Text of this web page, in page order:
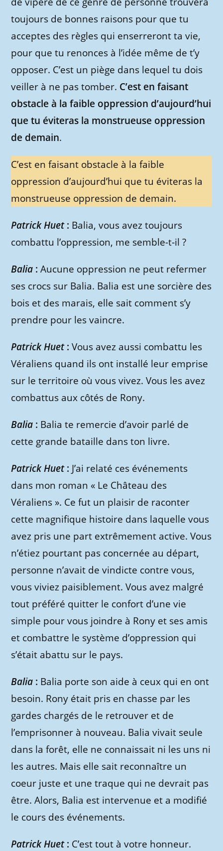
toujours de bonnes raisons pour que tu
acceptes des règles qui enserreront ta vie,
pour que tu renonces à l’idée même de t’y
opposer. C’est un piège dans lequel tu dois
veiller à ne pas tomber. C’est en faisant
obstacle à la faible oppression d’aujourd’hui
que tu éviteras la monstrueuse oppression
de demain.
C’est en faisant obstacle à la faible
oppression d’aujourd’hui que tu éviteras la
monstrueuse oppression de demain.
Patrick Huet: Balia, vous avez toujours
combattu l’oppression, me semble-t-il ?
Balia : Aucune oppression ne peut refermer
ses crocs sur Balia. Balia est une sorcière des
bois et des marais, elle sait comment s’y
prendre pour les vaincre.
Patrick Huet: Vous avez aussi combattu les
Véraliens quand ils ont installé leur emprise
sur le territoire où vous vivez. Vous les avez
combattus aux côtés de Rony.
Balia : Balia te remercie d’avoir parlé de
cette grande bataille dans ton livre.
Patrick Huet: J’ai relaté ces événements
dans mon roman « Le Château des
Véraliens ». Ce fut un plaisir de raconter
cette magnifique histoire dans laquelle vous
avez pris une part extrêmement active. Vous
n’étiez pourtant pas concernée au départ,
personne n’avait de vindicte contre vous,
vous viviez paisiblement. Vous avez malgré
tout préféré quitter le confort d’une vie
simple pour vous joindre à Rony et ses amis
et combattre le système d’oppression qui
s’était abattu sur le pays.
Balia : Balia porte son aide à ceux qui en ont
besoin. Rony était pris en chasse par les
gardes chargés de le retrouver et de
l’emprisonner à nouveau. Balia vivait seule
dans la forêt, elle ne connaissait ni les uns ni
les autres. Mais elle sait reconnaître un
coeur juste et une traque qui ne devrait pas
être. Alors, Balia est intervenue et a modifié
le cours des événements.
Patrick Huet: C’est tout à votre honneur.